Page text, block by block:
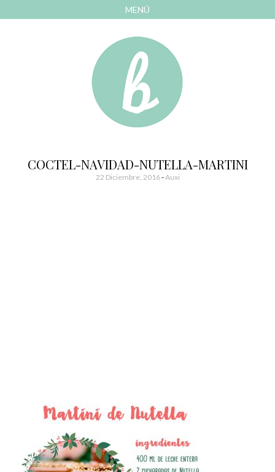
MENÚ
Bonitismos
COCTEL-NAVIDAD-NUTELLA-MARTINI
22 Diciembre, 2016-Auxi